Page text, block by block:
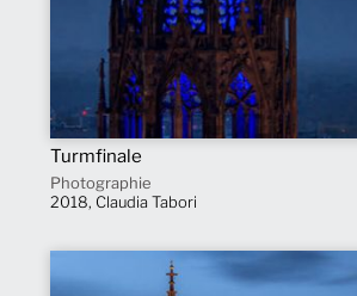
Turmfinale
Photographie
2018, Claudia Tabori